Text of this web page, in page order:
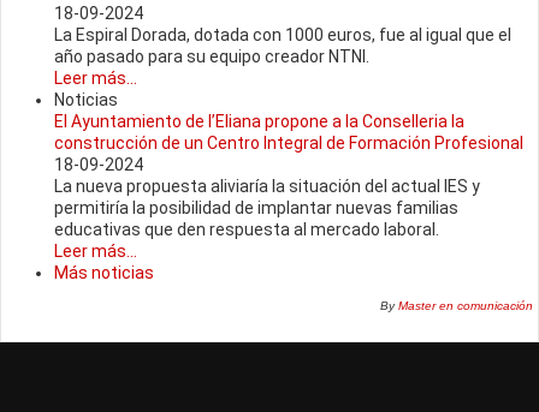
18-09-2024
La Espiral Dorada, dotada con 1000 euros, fue al igual que el
año pasado para su equipo creador NTNI.
Leer más...
Noticias
El Ayuntamiento de l’Eliana propone a la Conselleria la
construcción de un Centro Integral de Formación Profesional
18-09-2024
La nueva propuesta aliviaría la situación del actual IES y
permitiría la posibilidad de implantar nuevas familias
educativas que den respuesta al mercado laboral.
Leer más...
Más noticias
ByMaster en comunicación